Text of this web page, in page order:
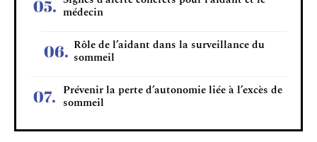
médecin
Rôle de l’aidant dans la surveillance du
sommeil
Prévenir la perte d’autonomie liée à l’excès de
sommeil